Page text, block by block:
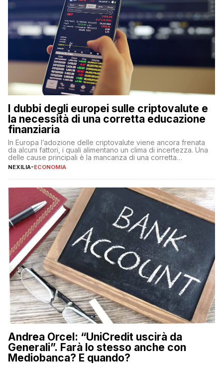
I dubbi degli europei sulle criptovalute e
la necessità di una corretta educazione
finanziaria
In Europa l’adozione delle criptovalute viene ancora frenata
da alcuni fattori, i quali alimentano un clima di incertezza. Una
delle cause principali è la mancanza di una corretta
educazione finanziaria, che impedisce ad una larga parte della
sulle criptovalute: […]
NEXILIA-ECONOMIA
Andrea Orcel: “UniCredit uscirà da
Generali”. Farà lo stesso anche con
Mediobanca? E quando?